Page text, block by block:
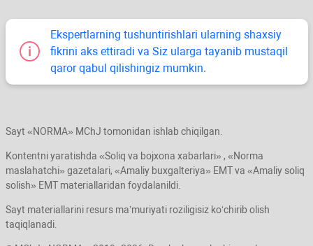
Ekspertlarning tushuntirishlari ularning shaхsiy
fikrini aks ettiradi va Siz ularga tayanib mustaqil
qaror qabul qilishingiz mumkin.
Sayt «NORMA» MChJ tomonidan ishlab chiqilgan.
Kontentni yaratishda «Soliq va bojхona хabarlari» , «Norma
maslahatchi» gazetalari, «Amaliy buхgalteriya» EMT va «Amaliy soliq
solish» EMT materiallaridan foydalanildi.
Sayt materiallarini resurs ma’muriyati roziligisiz koʻchirib olish
taqiqlanadi.